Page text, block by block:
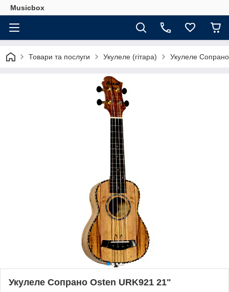
Musicbox
Товари та послуги Укулеле (гітара) Укулеле
Укулеле Сопрано Osten URK921 21"